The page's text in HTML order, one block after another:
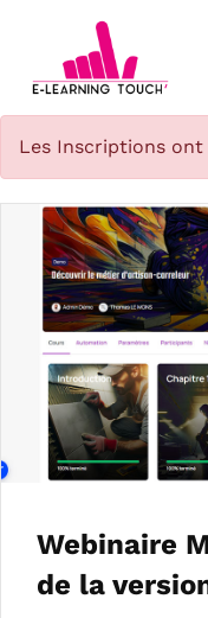
Les Inscriptions ont
Webinaire
de la